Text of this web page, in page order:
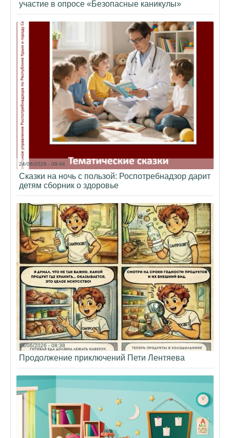
участие в опросе «Безопасные каникулы»
24/06/2026 - 09:44
Сказки на ночь с пользой: Роспотребнадзор дарит
детям сборник о здоровье
14/06/2026 - 08:38
Продолжение приключений Пети Лентяева